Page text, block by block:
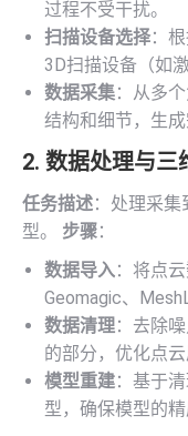
过程不受干扰。
扫描设备选择：
3D扫描设备（如
数据采集：从多
结构和细节，生成
2. 数据处理与三
任务描述：处理采
型。 步骤：
数据导入：将点
Geomagic、
数据清理：去除
的部分，优化点云
模型重建：基于
型，确保模型的精